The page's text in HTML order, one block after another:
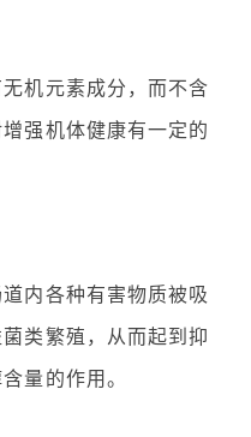
机元素成分，而不含
强机体健康有一定的
内各种有害物质被吸
类繁殖，从而起到抑
量的作用。